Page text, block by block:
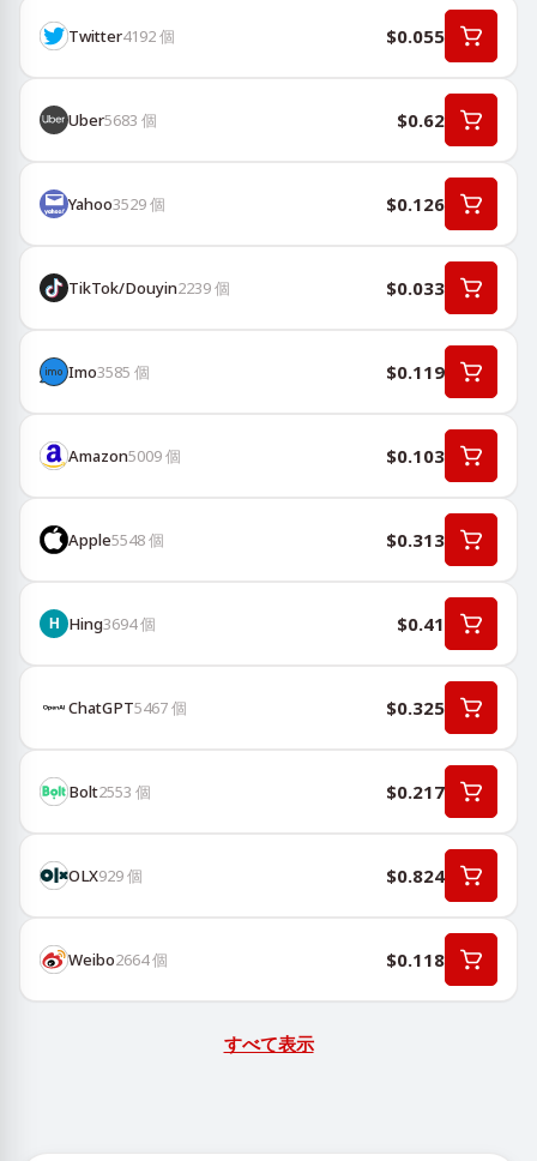
Twitter4192個 $0.055
Uber5683 個 $0.62
Yahoo3529個 $0.126
TikTok/Douyin2239個 $0.033
Imo3585 個 $0.119
Amazon5009個 $0.103
Apple5548個 $0.313
Hing3694個 $0.41
ChatGPT5467個 $0.325
Bolt2553 個 $0.217
OLX929個 $0.824
Weibo2664個 $0.118
すべて表示